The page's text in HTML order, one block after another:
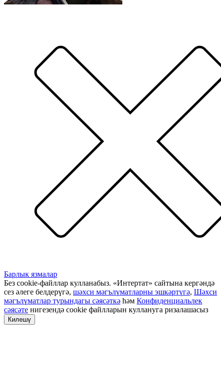
Барлык язмалар
Без cookie-файллар кулланабыз. «Интертат» сайтына кергәндә
сез әлеге белдерүгә, шәхси мәгълүматларны эшкәртүгә, Шәхси
мәгълүматлар турындагы сәясәткә һәм Конфиденциальлек
сәясәте нигезендә cookie файлларын куллануга ризалашасыз
Килешү